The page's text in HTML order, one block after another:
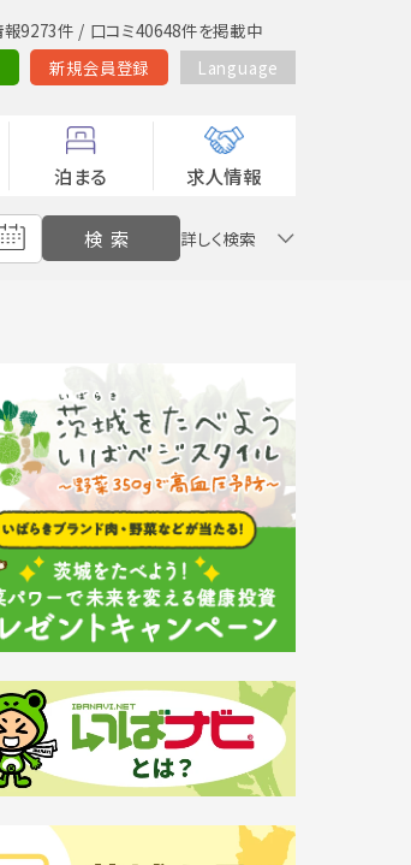
報9273件 / 口コミ40648件を掲載中
新規会員登録 Language
泊まる 求人情報
詳しく検索